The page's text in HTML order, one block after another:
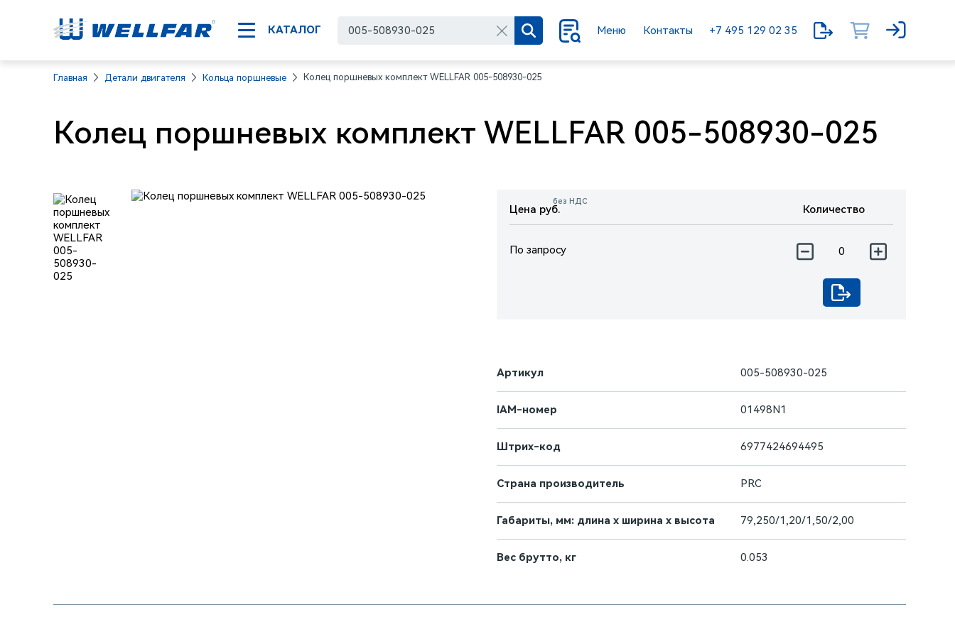
КАТАЛОГ Меню Контакты +7 495 129 02 35
Главная Детали двигателя Кольца поршневые Колец поршневых комплект WELLFAR 005-508930-025
Колец поршневых комплект WELLFAR 005-508930-025
Цена руб.
без НДС
Количество
По запросу
Артикул 005-508930-025
IAM-номер 01498N1
Штрих-код 6977424694495
Страна производитель PRC
Габариты, мм: длина х ширина х высота 79,250/1,20/1,50/2,00
Вес брутто, кг 0.053